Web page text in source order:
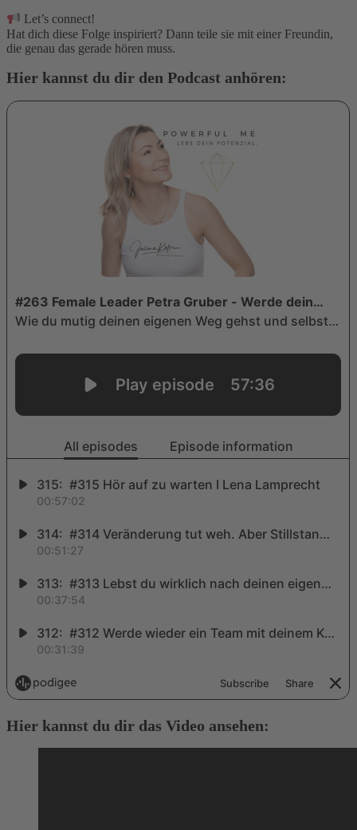
Let’s connect!
Hat dich diese Folge inspiriert? Dann teile sie mit einer Freundin,
die genau das gerade hören muss.
Hier kannst du dir den Podcast anhören:
Hier kannst du dir das Video ansehen: